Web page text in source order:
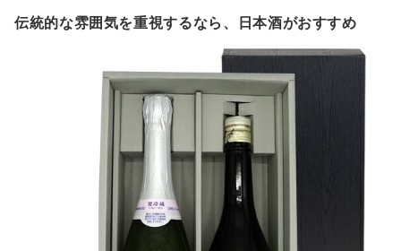
伝統的な雰囲気を重視するなら、日本酒がおすすめ